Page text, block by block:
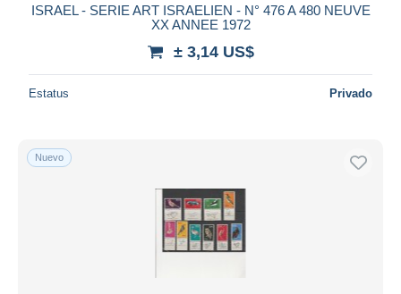
ISRAEL - SERIE ART ISRAELIEN - N° 476 A 480 NEUVE
XX ANNEE 1972
± 3,14 US$
Estatus Privado
Nuevo